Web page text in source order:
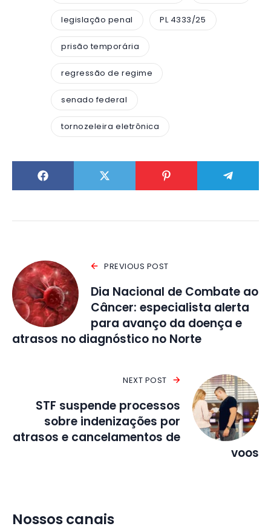
legislação penal PL 4333/25
prisão temporária
regressão de regime
senado federal
tornozeleira eletrônica
PREVIOUS POST
Dia Nacional de Combate ao
Câncer: especialista alerta
para avanço da doença e
atrasos no diagnóstico no Norte
NEXT POST
STF suspende processos
sobre indenizações por
atrasos e cancelamentos de
voos
Nossos canais